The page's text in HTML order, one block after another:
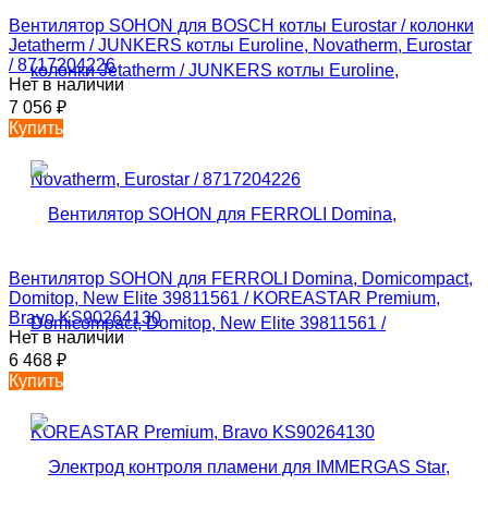
Вентилятор SOHON для BOSCH котлы Eurostar / колонки
Jetatherm / JUNKERS котлы Euroline, Novatherm, Eurostar
/ 8717204226
Нет в наличии
7 056 ₽
Купить
Вентилятор SOHON для FERROLI Domina, Domicompact,
Domitop, New Elite 39811561 / KOREASTAR Premium,
Bravo KS90264130
Нет в наличии
6 468 ₽
Купить